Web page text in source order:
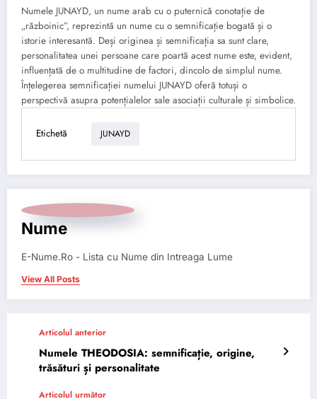
Numele JUNAYD, un nume arab cu o puternică conotație de
„războinic”, reprezintă un nume cu o semnificație bogată și o
istorie interesantă. Deși originea și semnificația sa sunt clare,
personalitatea unei persoane care poartă acest nume este, evident,
influențată de o multitudine de factori, dincolo de simplul nume.
Înțelegerea semnificației numelui JUNAYD oferă totuși o
perspectivă asupra potențialelor sale asociații culturale și simbolice.
Etichetă JUNAYD
Nume
E-Nume.Ro - Lista cu Nume din Intreaga Lume
View All Posts
Articolul anterior
Numele THEODOSIA: semnificație, origine,
trăsături și personalitate
Articolul următor